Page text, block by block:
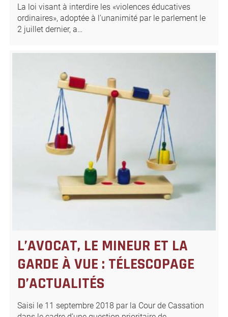
La loi visant à interdire les «violences éducatives
ordinaires», adoptée à l’unanimité par le parlement le
2 juillet dernier, a…
L’AVOCAT, LE MINEUR ET LA
GARDE À VUE : TÉLESCOPAGE
D’ACTUALITÉS
Saisi le 11 septembre 2018 par la Cour de Cassation